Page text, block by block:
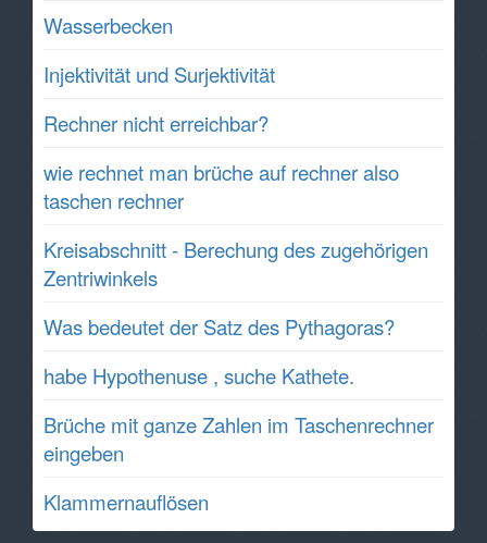
Wasserbecken
Injektivität und Surjektivität
Rechner nicht erreichbar?
wie rechnet man brüche auf rechner also
taschen rechner
Kreisabschnitt - Berechung des zugehörigen
Zentriwinkels
Was bedeutet der Satz des Pythagoras?
habe Hypothenuse , suche Kathete.
Brüche mit ganze Zahlen im Taschenrechner
eingeben
Klammernauflösen